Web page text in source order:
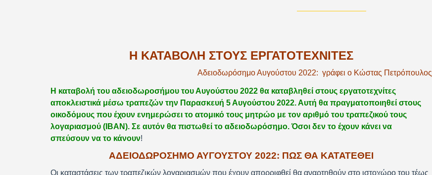
Η ΚΑΤΑΒΟΛΗ ΣΤΟΥΣ ΕΡΓΑΤΟΤΕΧΝΙΤΕΣ
Αδειοδωρόσημο Αυγούστου 2022: γράφει ο Κώστας Πετρόπουλος
Η καταβολή του αδειοδωροσήμου του Αυγούστου 2022 θα καταβληθεί στους εργατοτεχνίτες
αποκλειστικά μέσω τραπεζών την Παρασκευή 5 Αυγούστου 2022. Αυτή θα πραγματοποιηθεί στους
οικοδόμους που έχουν ενημερώσει το ατομικό τους μητρώο με τον αριθμό του τραπεζικού τους
λογαριασμού (ΙΒΑΝ). Σε αυτόν θα πιστωθεί το αδειοδωρόσημο. Όσοι δεν το έχουν κάνει να
σπεύσουν να το κάνουν!
ΑΔΕΙΟΔΩΡΟΣΗΜΟ ΑΥΓΟΥΣΤΟΥ 2022: ΠΩΣ ΘΑ ΚΑΤΑΤΕΘΕΙ
Οι καταστάσεις των τραπεζικών λογαριασμών που έχουν απορριφθεί θα αναρτηθούν στο ιστοχώρο του τέως